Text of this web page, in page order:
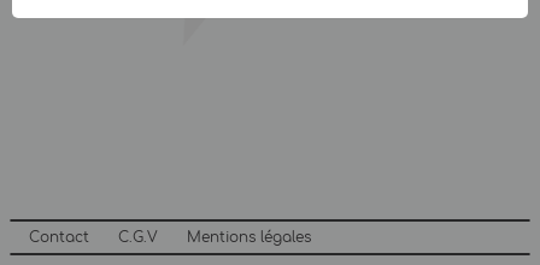
Contact C.G.V Mentions légales